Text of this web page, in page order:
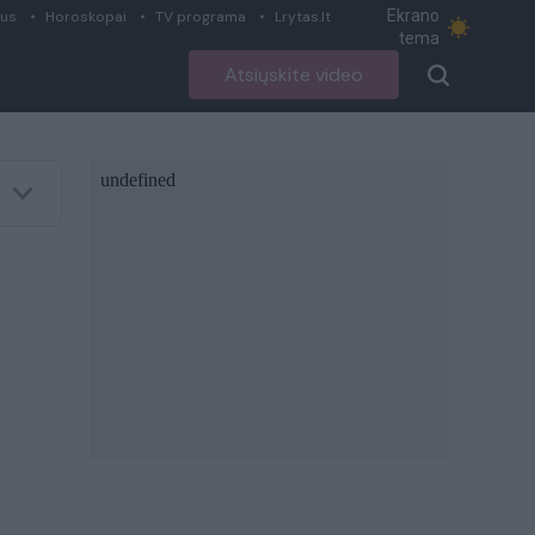
Horoskopai TV programa Lrytas.lt
Ekrano
tema
Atsiųskite video